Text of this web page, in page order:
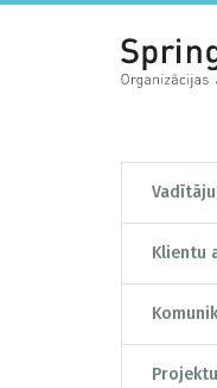
Klientu